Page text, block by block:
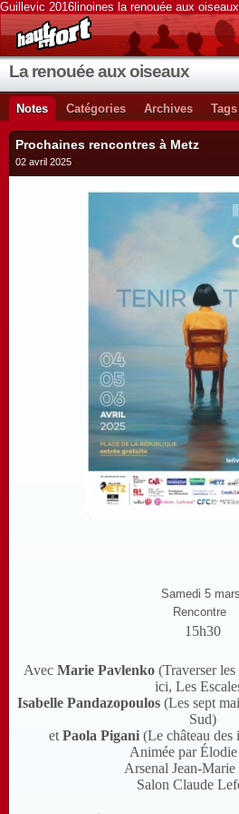
Guillevic 2016linoines la renouée aux
La renouée aux oiseaux
Notes Catégories Archives Tags
Prochaines rencontres à Metz
02 avril 2025
Samedi 5 mars
Rencontre
15h30
Avec Marie Pavlenko (Traverser
ici, Les
Isabelle Pandazopoulos (Les sept
Sud)
et Paola Pigani (Le château des
Animée par
Arsenal Jean-Marie
Salon Claude